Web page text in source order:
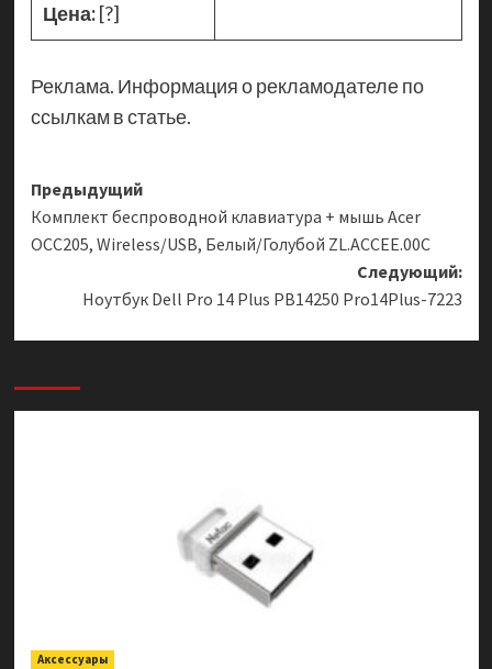
Цена:[?]
Реклама. Информация о рекламодателе по
ссылкам в статье.
Навигация
записи
Предыдущий
Комплект беспроводной клавиатура + мышь Acer
OCC205, Wireless/USB, Белый/Голубой ZL.ACCEE.00C
Следующий:
Ноутбук Dell Pro 14 Plus PB14250 Pro14Plus-7223
Аксессуары